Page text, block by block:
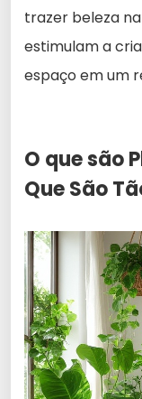
trazer beleza
estimulam a
espaço em um
O que são
Que São